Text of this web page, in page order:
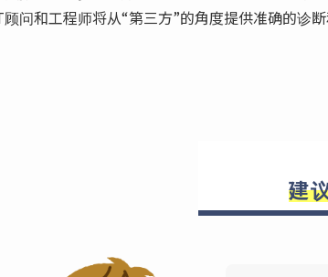
问和工程师将从“第三方”的角度提供准确的诊断
建